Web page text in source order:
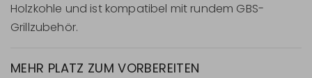
Holzkohle und ist kompatibel mit rundem GBS-
Grillzubehör.
MEHR PLATZ ZUM VORBEREITEN